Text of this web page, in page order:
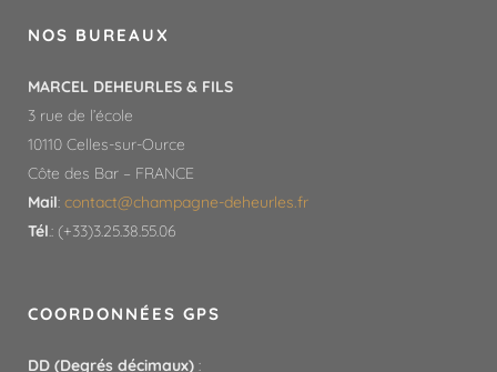
NOS BUREAUX
MARCEL DEHEURLES & FILS
3 rue de l’école
10110 Celles-sur-Ource
Côte des Bar – FRANCE
Mail: contact@champagne-deheurles.fr​
Tél.: (+33)3.25.38.55.06
COORDONNÉES GPS
DD (Degrés décimaux) :